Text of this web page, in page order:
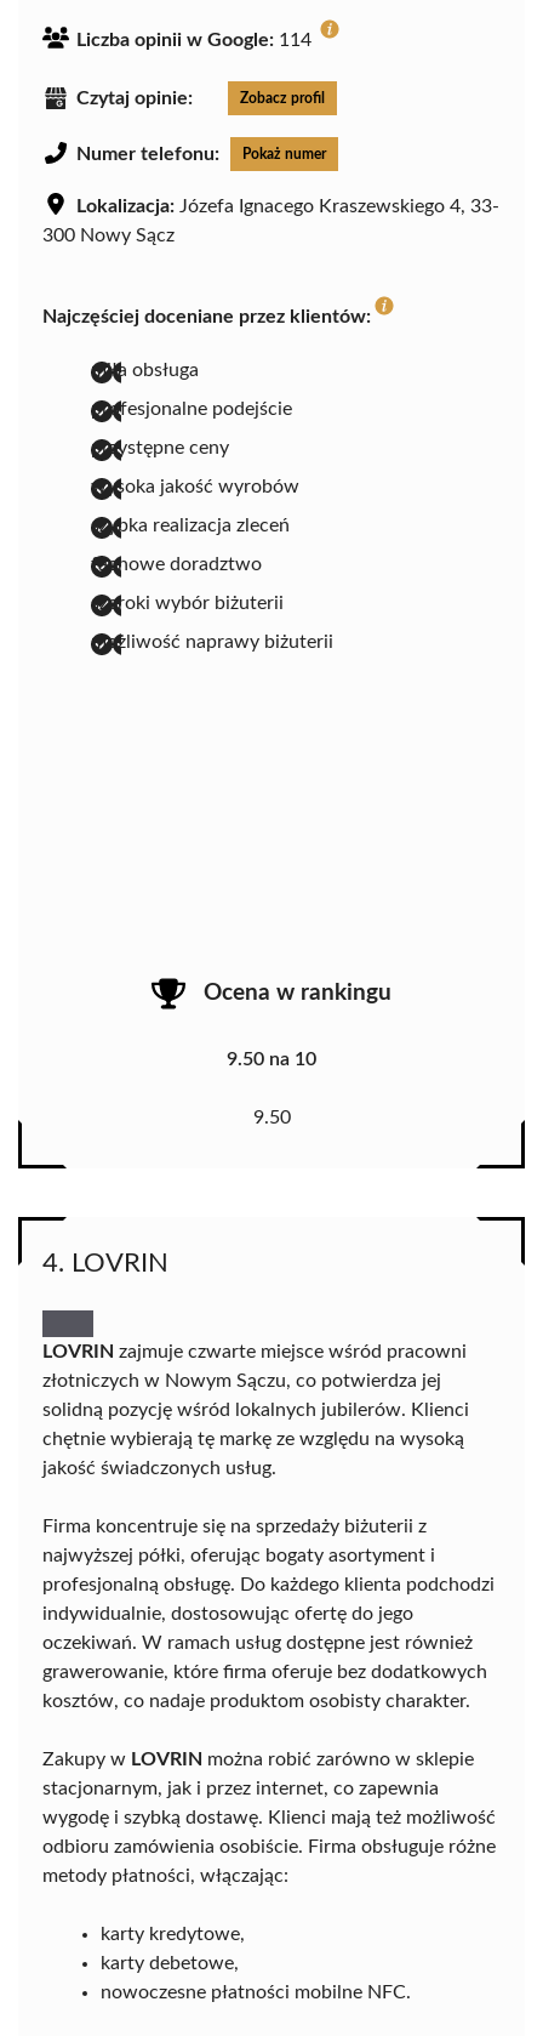
Liczba opinii w Google: 114
Czytaj opinie: Zobacz profil
Numer telefonu: Pokaż numer
Lokalizacja: Józefa Ignacego Kraszewskiego 4, 33-
300 Nowy Sącz
Najczęściej doceniane przez klientów:
miła obsługa
profesjonalne podejście
przystępne ceny
wysoka jakość wyrobów
szybka realizacja zleceń
fachowe doradztwo
szeroki wybór biżuterii
możliwość naprawy biżuterii
Ocena w rankingu
9.50 na 10
9.50
4. LOVRIN
LOVRIN zajmuje czwarte miejsce wśród pracowni
złotniczych w Nowym Sączu, co potwierdza jej
solidną pozycję wśród lokalnych jubilerów. Klienci
chętnie wybierają tę markę ze względu na wysoką
jakość świadczonych usług.
Firma koncentruje się na sprzedaży biżuterii z
najwyższej półki, oferując bogaty asortyment i
profesjonalną obsługę. Do każdego klienta podchodzi
indywidualnie, dostosowując ofertę do jego
oczekiwań. W ramach usług dostępne jest również
grawerowanie, które firma oferuje bez dodatkowych
kosztów, co nadaje produktom osobisty charakter.
Zakupy w LOVRIN można robić zarówno w sklepie
stacjonarnym, jak i przez internet, co zapewnia
wygodę i szybką dostawę. Klienci mają też możliwość
odbioru zamówienia osobiście. Firma obsługuje różne
metody płatności, włączając:
karty kredytowe,
karty debetowe,
nowoczesne płatności mobilne NFC.